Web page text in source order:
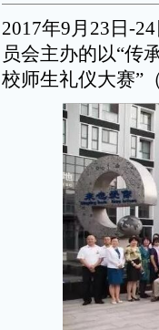
2017年9月23日-
员会主办的以“传
校师生礼仪大赛”